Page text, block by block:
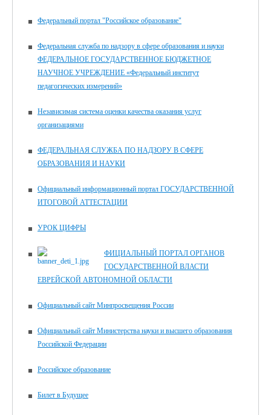
Федеральный портал "Российское образование"
Федеральная служба по надзору в сфере образования и науки
ФЕДЕРАЛЬНОЕ ГОСУДАРСТВЕННОЕ БЮДЖЕТНОЕ
НАУЧНОЕ УЧРЕЖДЕНИЕ «Федеральный институт
педагогических измерений»
Независимая система оценки качества оказания услуг
организациями
ФЕДЕРАЛЬНАЯ СЛУЖБА ПО НАДЗОРУ В СФЕРЕ
ОБРАЗОВАНИЯ И НАУКИ
Официальный информационный портал ГОСУДАРСТВЕННОЙ
ИТОГОВОЙ АТТЕСТАЦИИ
УРОК ЦИФРЫ
ФИЦИАЛЬНЫЙ ПОРТАЛ ОРГАНОВ
ГОСУДАРСТВЕННОЙ ВЛАСТИ
ЕВРЕЙСКОЙ АВТОНОМНОЙ ОБЛАСТИ
Официальный сайт Минпросвещения России
Официальный сайт Министерства науки и высшего образования
Российской Федерации
Российское образование
Билет в Будущее